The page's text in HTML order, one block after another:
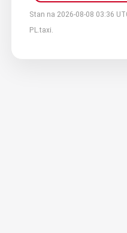
Stan na 2026-08-08 03:36
PL.taxi.